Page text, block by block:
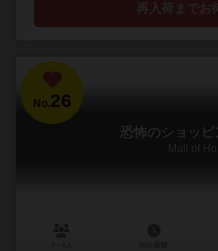
再入荷までお
No.26
恐怖のショッ
Mall of